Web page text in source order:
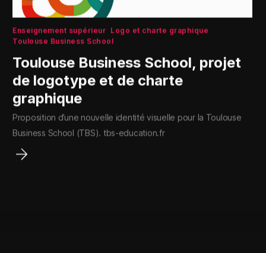
Enseignement supérieur Logo et charte graphique
Toulouse Business School
Toulouse Business School, projet
de logotype et de charte
graphique
Proposition d’une nouvelle identité visuelle pour la Toulouse
Business School (TBS). tbs-education.fr